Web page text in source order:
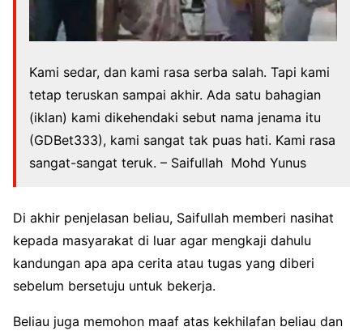
Kami sedar, dan kami rasa serba salah. Tapi kami
tetap teruskan sampai akhir. Ada satu bahagian
(iklan) kami dikehendaki sebut nama jenama itu
(GDBet333), kami sangat tak puas hati. Kami rasa
sangat-sangat teruk. – Saifullah Mohd Yunus
Di akhir penjelasan beliau, Saifullah memberi nasihat
kepada masyarakat di luar agar mengkaji dahulu
kandungan apa apa cerita atau tugas yang diberi
sebelum bersetuju untuk bekerja.
Beliau juga memohon maaf atas kekhilafan beliau dan